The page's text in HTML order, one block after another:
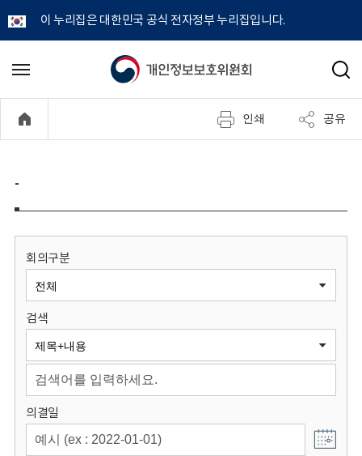
이 누리집은 대한민국 공식 전자정부 누리집입니다.
개
정
보
원
회
메
기
검
인쇄 공유
-
회의구분
검색
의결일